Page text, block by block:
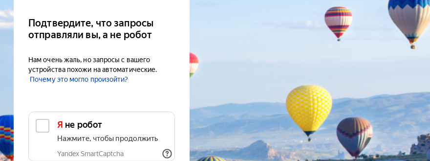
Подтвердите, что запросы
отправляли вы, а не робот
Нам очень жаль, но запросы с вашего
устройства похожи на автоматические.
Почему это могло произойти?
Я не робот
Нажмите, чтобы продолжить
Yandex SmartCaptcha